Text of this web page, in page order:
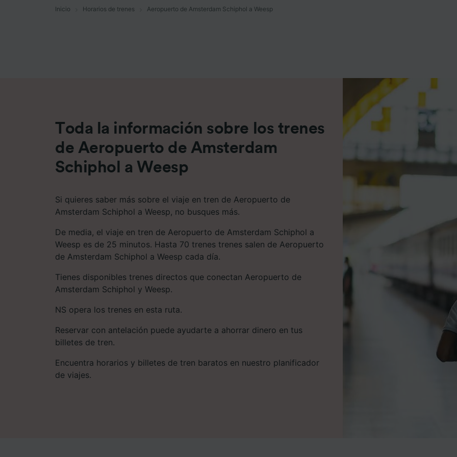
Inicio Horarios de trenes Aeropuerto de Amsterdam Schiphol a Weesp
Toda la información sobre los trenes
de Aeropuerto de Amsterdam
Schiphol a Weesp
Si quieres saber más sobre el viaje en tren de Aeropuerto de
Amsterdam Schiphol a Weesp, no busques más.
De media, el viaje en tren de Aeropuerto de Amsterdam Schiphol a
Weesp es de 25 minutos. Hasta 70 trenes trenes salen de Aeropuerto
de Amsterdam Schiphol a Weesp cada día.
Tienes disponibles trenes directos que conectan Aeropuerto de
Amsterdam Schiphol y Weesp.
NS opera los trenes en esta ruta.
Reservar con antelación puede ayudarte a ahorrar dinero en tus
billetes de tren.
Encuentra horarios y billetes de tren baratos en nuestro planificador
de viajes.
Lista de asociados (proveedores)